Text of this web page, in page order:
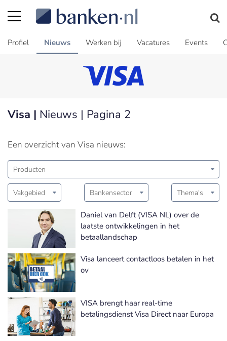
Profiel Nieuws Werken bij Vacatures Events
Visa | Nieuws | Pagina 2
Een overzicht van Visa nieuws:
Producten
Vakgebied Bankensector Thema's
Daniel van Delft (VISA NL) over de
laatste ontwikkelingen in het
betaallandschap
Visa lanceert contactloos betalen in het
ov
VISA brengt haar real-time
betalingsdienst Visa Direct naar Europa